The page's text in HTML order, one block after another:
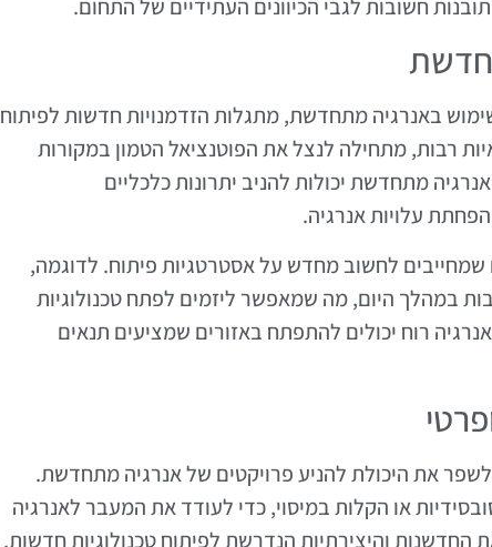
חשובות לגבי הכיוונים העתידיים של התחום.
באנרגיה מתחדשת, מתגלות הזדמנויות חדשות לפיתוח
רבות, מתחילה לנצל את הפוטנציאל הטמון במקורות
מתחדשת יכולות להניב יתרונות כלכליים
עלויות אנרגיה.
שמחייבים לחשוב מחדש על אסטרטגיות פיתוח. לדוגמה,
במהלך היום, מה שמאפשר ליזמים לפתח טכנולוגיות
רוח יכולים להתפתח באזורים שמציעים תנאים
לשפר את היכולת להניע פרויקטים של אנרגיה מתחדשת.
או הקלות במיסוי, כדי לעודד את המעבר לאנרגיה
החדשנות והיצירתיות הנדרשת לפיתוח טכנולוגיות חדשות.